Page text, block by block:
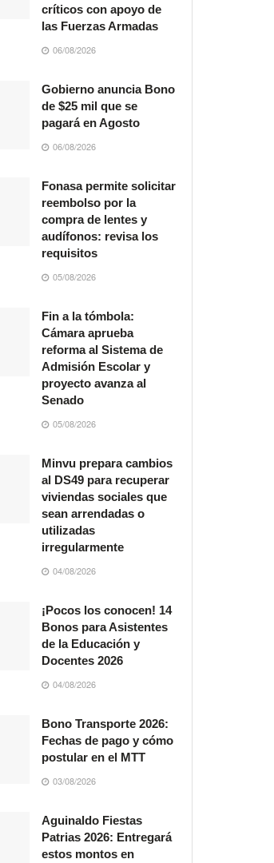
críticos con apoyo de
las Fuerzas Armadas
06/08/2026
Gobierno anuncia Bono
de $25 mil que se
pagará en Agosto
06/08/2026
Fonasa permite solicitar
reembolso por la
compra de lentes y
audífonos: revisa los
requisitos
05/08/2026
Fin a la tómbola:
Cámara aprueba
reforma al Sistema de
Admisión Escolar y
proyecto avanza al
Senado
05/08/2026
Minvu prepara cambios
al DS49 para recuperar
viviendas sociales que
sean arrendadas o
utilizadas
irregularmente
04/08/2026
¡Pocos los conocen! 14
Bonos para Asistentes
de la Educación y
Docentes 2026
04/08/2026
Bono Transporte 2026:
Fechas de pago y cómo
postular en el MTT
03/08/2026
Aguinaldo Fiestas
Patrias 2026: Entregará
estos montos en